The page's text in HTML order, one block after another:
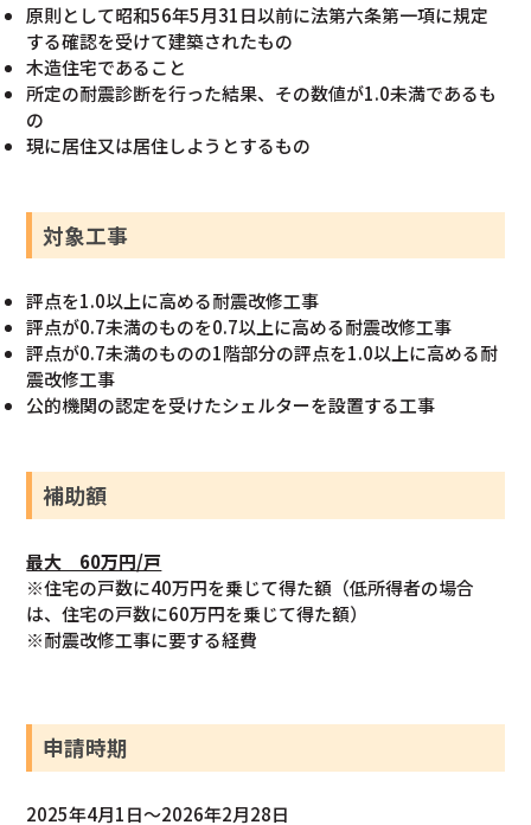
原則として昭和56年5月31日以前に法第六条第一項に規定
する確認を受けて建築されたもの
木造住宅であること
所定の耐震診断を行った結果、その数値が1.0未満であるも
の
現に居住又は居住しようとするもの
対象工事
評点を1.0以上に高める耐震改修工事
評点が0.7未満のものを0.7以上に高める耐震改修工事
評点が0.7未満のものの1階部分の評点を1.0以上に高める耐
震改修工事
公的機関の認定を受けたシェルターを設置する工事
補助額
最大 60万円/戸
※住宅の戸数に40万円を乗じて得た額（低所得者の場合
は、住宅の戸数に60万円を乗じて得た額）
※耐震改修工事に要する経費
申請時期
2025年4月1日～2026年2月28日